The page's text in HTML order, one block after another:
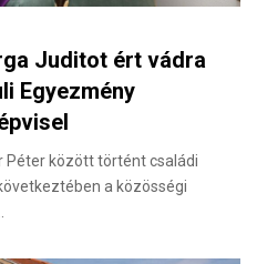
Juditot ért vádra
Egyezmény
Péter között történt családi
a közösségi